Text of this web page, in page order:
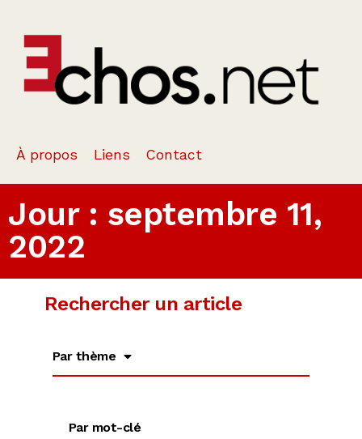
À propos Liens Contact
Jour : septembre 11,
2022
Rechercher un article
Par thème
Par mot-clé